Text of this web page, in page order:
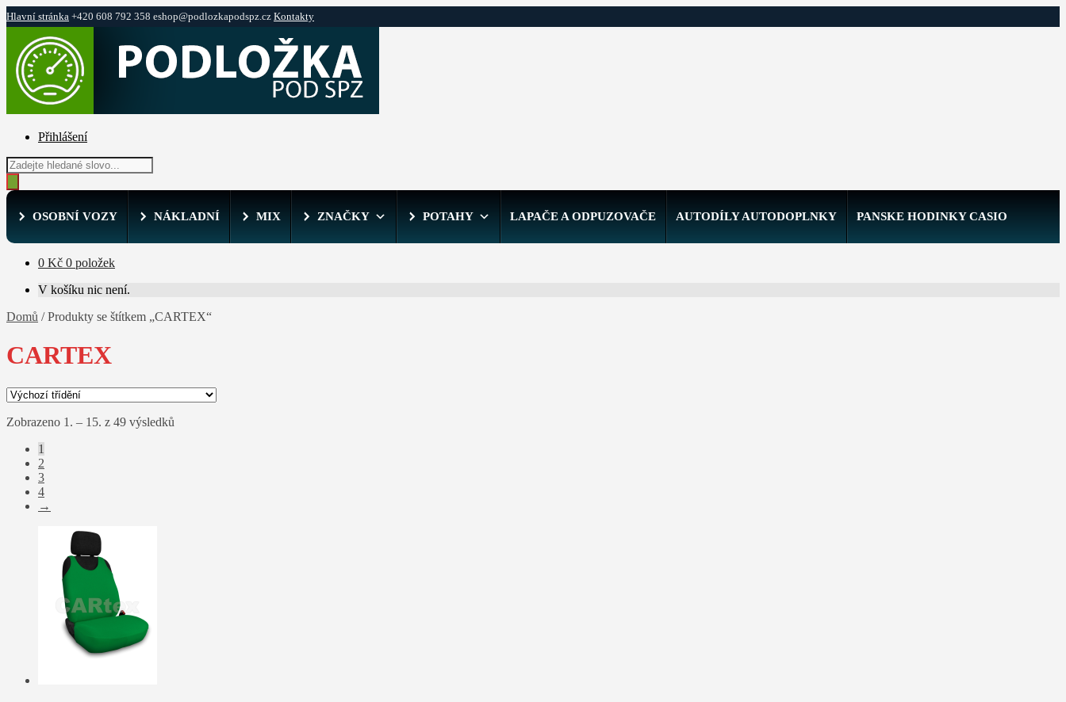
Hlavní stránka +420 608 792 358 eshop@podlozkapodspz.cz Kontakty
navigaci
obsahu
webu
Přihlášení
Products
search
OSOBNÍ VOZY NÁKLADNÍ MIX ZNAČKY POTAHY LAPAČE A ODPUZOVAČE AUTODÍLY AUTODOPLNKY PANSKE HODINKY CASIO
0 Kč 0 položek
V košíku nic není.
Domů /Produkty se štítkem „CARTEX“
CARTEX
Zobrazeno 1. – 15. z 49 výsledků
1
2
3
4
→